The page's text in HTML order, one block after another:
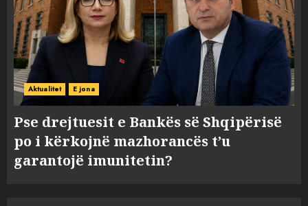
Aktualitet E jona
Pse drejtuesit e Bankës së Shqipërisë
po i kërkojnë mazhorancës t’u
garantojë imunitetin?